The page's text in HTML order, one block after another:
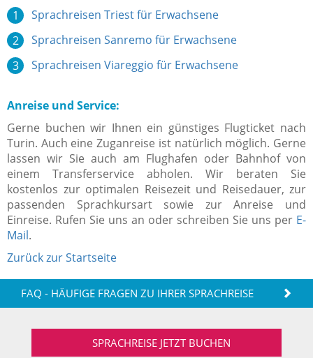
Sprachreisen Triest für Erwachsene
Sprachreisen Sanremo für Erwachsene
Sprachreisen Viareggio für Erwachsene
Anreise und Service:
Gerne buchen wir Ihnen ein günstiges Flugticket nach
Turin. Auch eine Zuganreise ist natürlich möglich. Gerne
lassen wir Sie auch am Flughafen oder Bahnhof von
einem Transferservice abholen. Wir beraten Sie
kostenlos zur optimalen Reisezeit und Reisedauer, zur
passenden Sprachkursart sowie zur Anreise und
Einreise. Rufen Sie uns an oder schreiben Sie uns per E-
Mail.
Zurück zur Startseite
FAQ - HÄUFIGE FRAGEN ZU IHRER SPRACHREISE
SPRACHREISE JETZT BUCHEN